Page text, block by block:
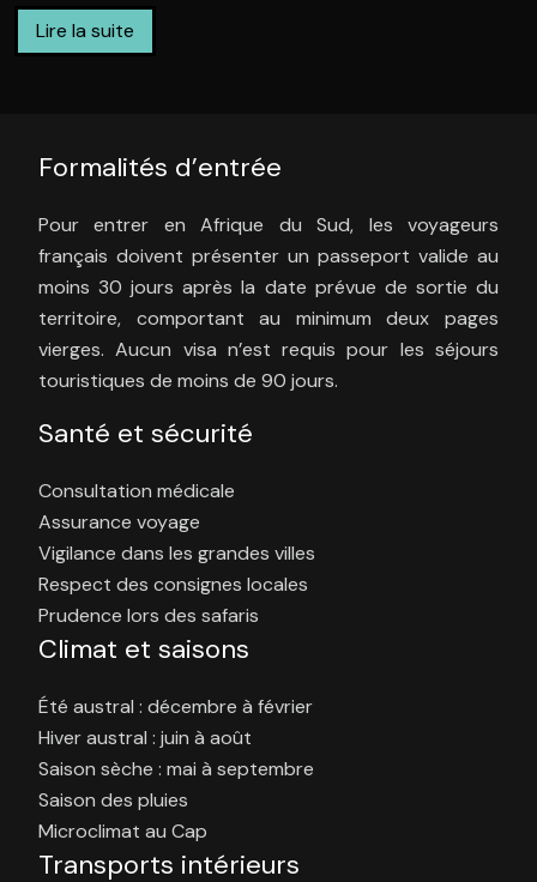
Lire la suite
Formalités d’entrée
Pour entrer en Afrique du Sud, les voyageurs
français doivent présenter un passeport valide au
moins 30 jours après la date prévue de sortie du
territoire, comportant au minimum deux pages
vierges. Aucun visa n’est requis pour les séjours
touristiques de moins de 90 jours.
Santé et sécurité
Consultation médicale
Assurance voyage
Vigilance dans les grandes villes
Respect des consignes locales
Prudence lors des safaris
Climat et saisons
Été austral : décembre à février
Hiver austral : juin à août
Saison sèche : mai à septembre
Saison des pluies
Microclimat au Cap
Transports intérieurs